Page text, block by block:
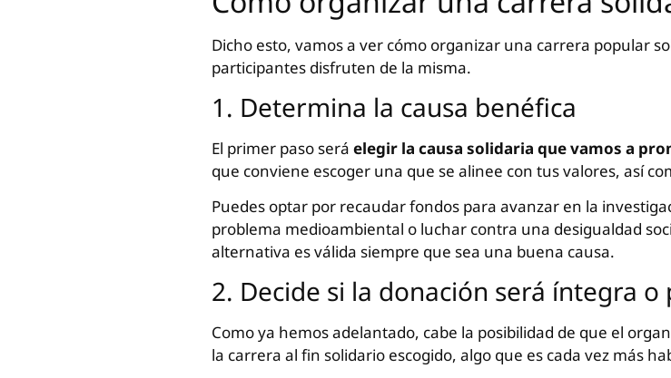
Dicho esto, vamos a ver cómo organizar una carrera popular
participantes disfruten de la misma.
1. Determina la causa benéfica
El primer paso será elegir la causa solidaria que vamos a
que conviene escoger una que se alinee con tus valores, así
Puedes optar por recaudar fondos para avanzar en la
problema medioambiental o luchar contra una desigualdad
alternativa es válida siempre que sea una buena causa.
2. Decide si la donación será íntegra
Como ya hemos adelantado, cabe la posibilidad de que el
la carrera al fin solidario escogido, algo que es cada vez más